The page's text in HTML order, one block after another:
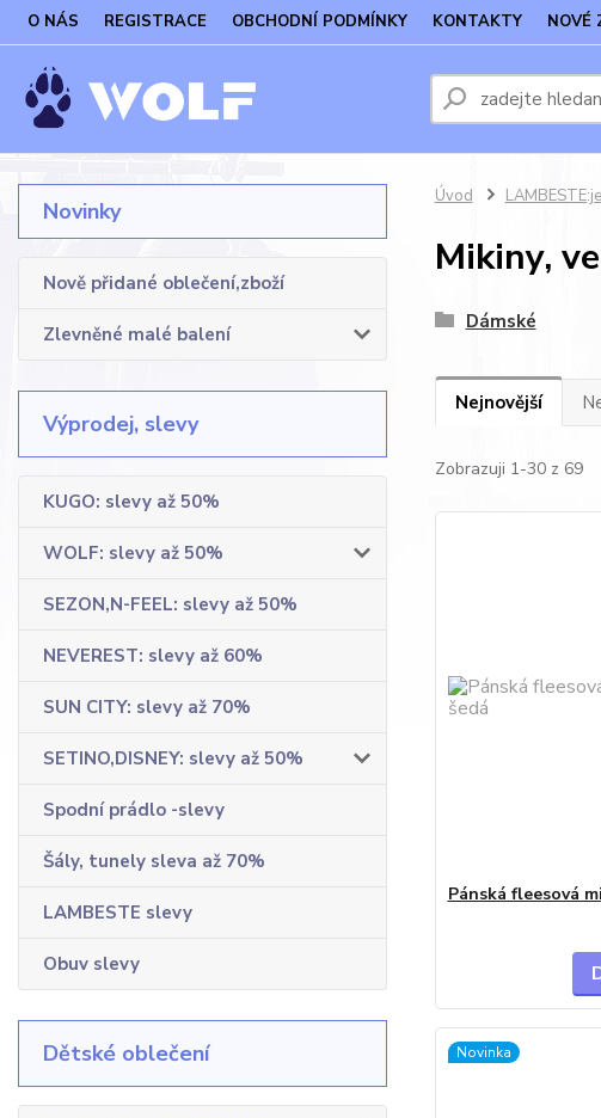
O NÁS REGISTRACE OBCHODNÍ PODMÍNKY KONTAKTY NOVÉ
Novinky
Nově přidané oblečení,zboží
Zlevněné malé balení
Výprodej, slevy
KUGO: slevy až 50%
WOLF: slevy až 50%
SEZON,N-FEEL: slevy až 50%
NEVEREST: slevy až 60%
SUN CITY: slevy až 70%
SETINO,DISNEY: slevy až 50%
Spodní prádlo -slevy
Šály, tunely sleva až 70%
LAMBESTE slevy
Obuv slevy
Dětské oblečení
Úvod
Mikiny,
Dámské
Nejnovější
Zobrazuji 1-30 z 69
Pánská fleesová
Novinka